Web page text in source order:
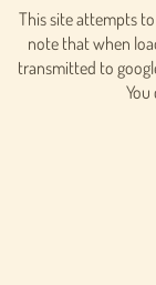
This site attempts
note that when
transmitted to